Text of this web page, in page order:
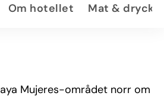
Om hotellet Mat & dryck
Mujeres-området norr om